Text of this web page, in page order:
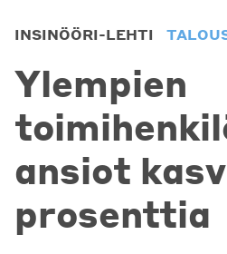
INSINÖÖRI-LEHTI
Ylempien
ansiot
prosenttia